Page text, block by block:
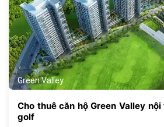
Green Valley
Cho thuê căn hộ Green Valley
golf